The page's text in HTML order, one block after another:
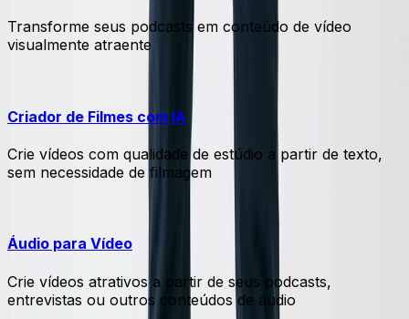
Transforme seus podcasts em conteúdo de vídeo
visualmente atraente
Criador de Filmes com IA
Crie vídeos com qualidade de estúdio a partir de texto,
sem necessidade de filmagem
Áudio para Vídeo
Crie vídeos atrativos a partir de seus podcasts,
entrevistas ou outros conteúdos de áudio